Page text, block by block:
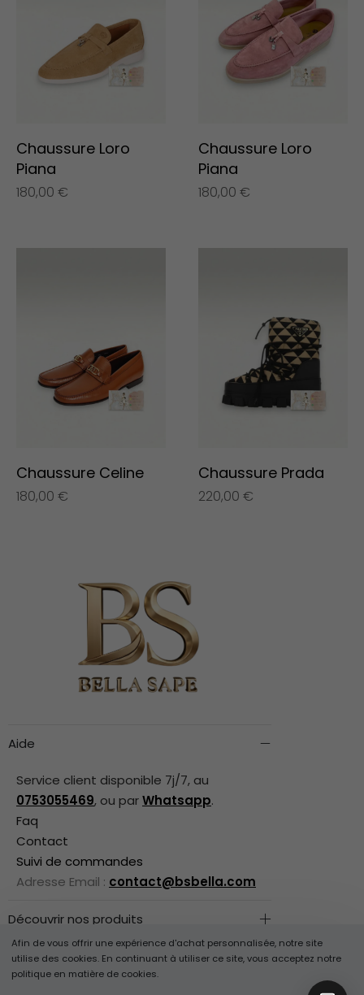
Chaussure Loro
Piana
180,00 €
Chaussure Loro
Piana
180,00 €
Chaussure Celine
180,00 €
Chaussure Prada
220,00 €
Aide
Service client disponible 7j/7, au
0753055469, ou parWhatsapp.
Faq
Contact
Suivi de commandes
Adresse Email : contact@bsbella.com
Découvrir nos produits
Informations légales
Afin de vous offrir une expérience d'achat personnalisée, notre site
utilise des cookies. En continuant à utiliser ce site, vous acceptez notre
politique en matière de cookies.
Besoin d'aide ?